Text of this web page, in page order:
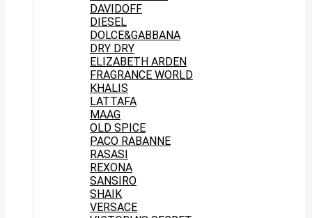
DAVIDOFF
DIESEL
DOLCE&GABBANA
DRY DRY
ELIZABETH ARDEN
FRAGRANCE WORLD
KHALIS
LATTAFA
MAAG
OLD SPICE
PACO RABANNE
RASASI
REXONA
SANSIRO
SHAIK
VERSACE